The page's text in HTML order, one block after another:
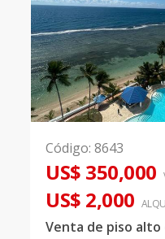
Código: 8643
US$ 350,000
US$ 2,000
Venta de piso alto